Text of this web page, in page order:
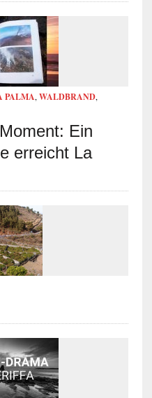
PALMA, WALDBRAND,
Ein
erreicht La